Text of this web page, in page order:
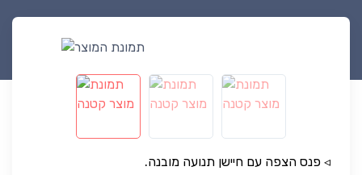
◃ פנס הצפה עם חיישן תנועה מובנה.